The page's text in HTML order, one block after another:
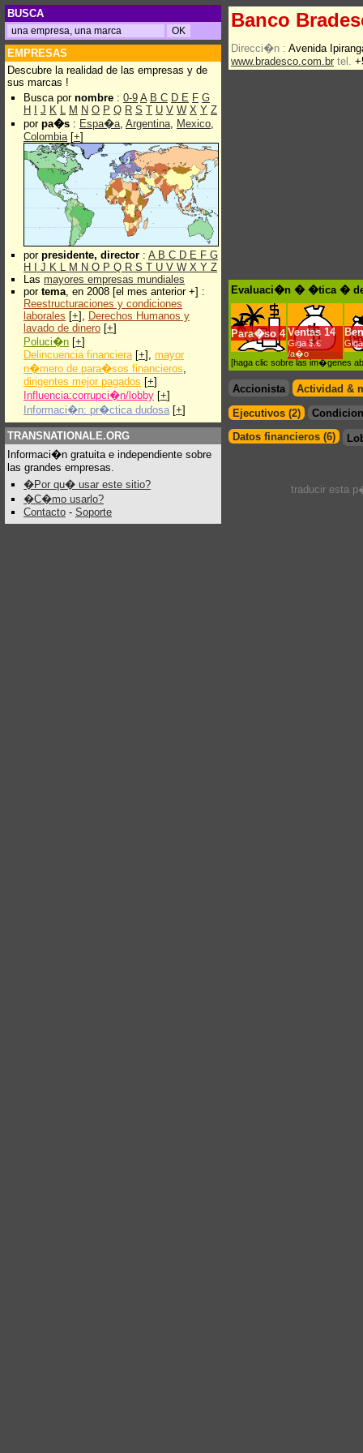
BUSCA
EMPRESAS
Descubre la realidad de las empresas y de
sus marcas !
Busca por nombre : 0-9 A B C D E F G
H
J K L M N O P Q R S T U V W X Y Z
por pa�s : Espa�a, Argentina, Mexico,
Colombia[+]
por presidente, director : A B C D E F G
H
J K L M N O P Q R S T U V W X Y Z
Las mayores empresas mundiales
por tema, en 2008 [el mes anterior +] :
Reestructuraciones y condiciones
laborales [+], Derechos Humanos y
lavado de dinero [+]
Poluci�n [+]
Delincuencia financiera[+], mayor
n�mero de para�sos financieros,
dirigentes mejor pagados [+]
Influencia:corrupci�n/lobby [+]
Informaci�n: pr�ctica dudosa [+]
TRANSNATIONALE.ORG
Informaci�n gratuita e independiente sobre
las grandes empresas.
�Por qu� usar este sitio?
�C�mo usarlo?
Contacto - Soporte
Banco
Direcci�n : Avenida
www.bradesco.com.br tel.
Evaluaci�n � �tica � de
Para�so 4 Ventas 14
Giga $.€
/a�o
[haga clic sobre las im�genes
Accionista
Actividad &
Ejecutivos (2)
Datos financieros (6)
traducir esta